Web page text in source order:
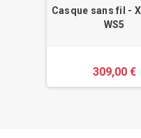
Casque sans fil -
WS5
309,00 €